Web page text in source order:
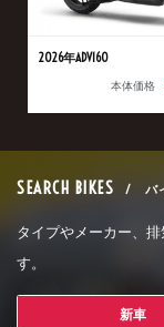
2026年ADV160
本体価格
SEARCH BIKES / バ
タイプやメーカー、
す。
新車